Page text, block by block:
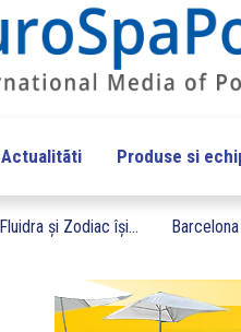
Actualitãti Produse si
Fluidra și Zodiac își...